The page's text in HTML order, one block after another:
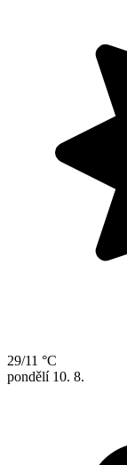
29/11 °C
pondělí 10. 8.